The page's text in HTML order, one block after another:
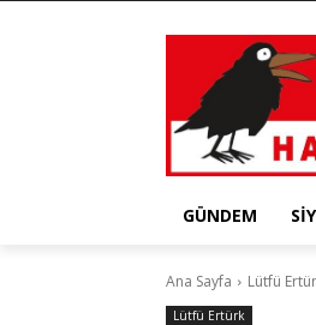
GÜNDEM
Ana Sayfa Lütfü
Lütfü Ertürk